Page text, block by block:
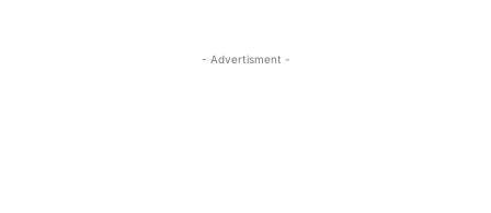
- Advertisment -